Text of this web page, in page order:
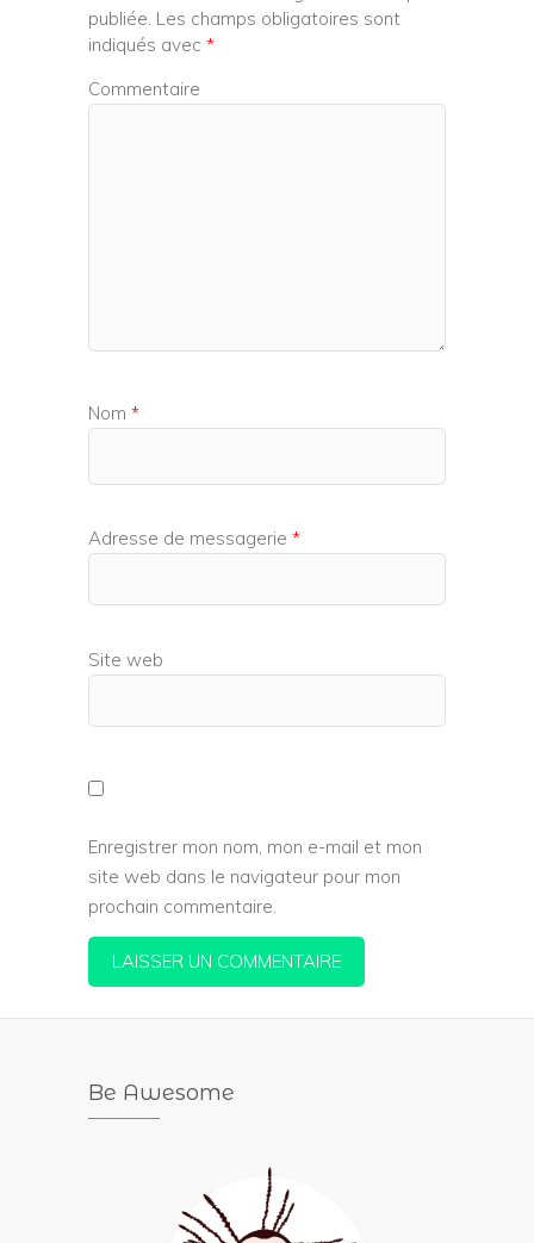
publiée. Les champs obligatoires sont
indiqués avec *
Commentaire
Nom *
Adresse de messagerie *
Site web
Enregistrer mon nom, mon e-mail et mon
site web dans le navigateur pour mon
prochain commentaire.
Be Awesome